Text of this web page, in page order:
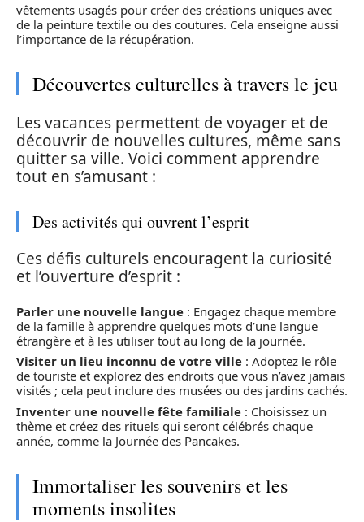
vêtements usagés pour créer des créations uniques avec
de la peinture textile ou des coutures. Cela enseigne aussi
l’importance de la récupération.
Découvertes culturelles à travers le jeu
Les vacances permettent de voyager et de
découvrir de nouvelles cultures, même sans
quitter sa ville. Voici comment apprendre
tout en s’amusant :
Des activités qui ouvrent l’esprit
Ces défis culturels encouragent la curiosité
et l’ouverture d’esprit :
Parler une nouvelle langue : Engagez chaque membre
de la famille à apprendre quelques mots d’une langue
étrangère et à les utiliser tout au long de la journée.
Visiter un lieu inconnu de votre ville : Adoptez le rôle
de touriste et explorez des endroits que vous n’avez jamais
visités ; cela peut inclure des musées ou des jardins cachés.
Inventer une nouvelle fête familiale : Choisissez un
thème et créez des rituels qui seront célébrés chaque
année, comme la Journée des Pancakes.
Immortaliser les souvenirs et les
moments insolites